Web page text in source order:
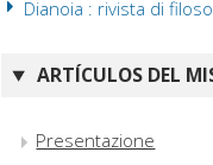
Dianoia : rivista di
ARTÍCULOS DEL
Presentazione